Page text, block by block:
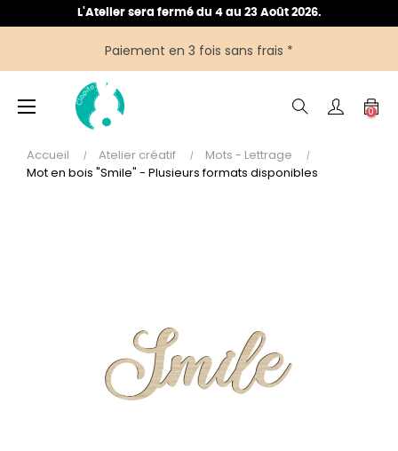
L'Atelier sera fermé du 4 au 23 Août 2026.
Paiement en 3 fois sans frais *
Basculer
☰ 0
Accueil Atelier créatif
Mots - Lettrage
Mot en bois "Smile" - Plusieurs formats disponibles